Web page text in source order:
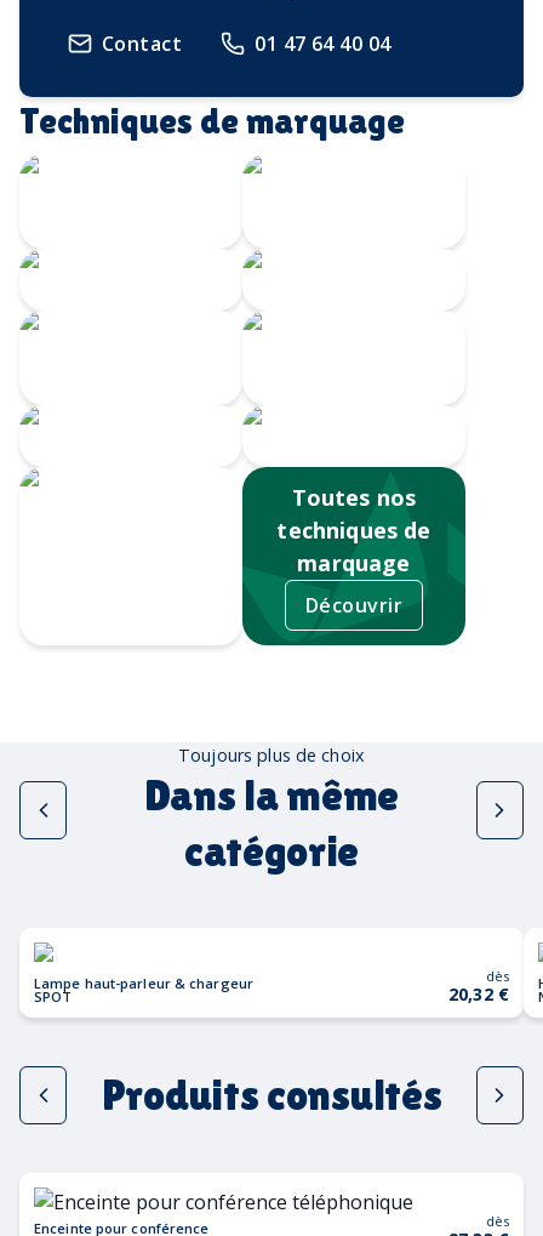
Contact 01 47 64 40 04
Techniques de marquage
Toutes nos
techniques de
marquage
Découvrir
Toujours plus de choix
Dans la même
catégorie
Lampe haut-parleur & chargeur
SPOT
dès
20,32 €
Produits consultés
Enceinte pour conférence dès